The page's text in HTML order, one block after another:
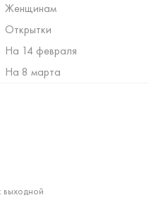
Женщинам
Открытки
На 14 февраля
На 8 марта
выходной